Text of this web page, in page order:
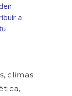
a
, climas
,